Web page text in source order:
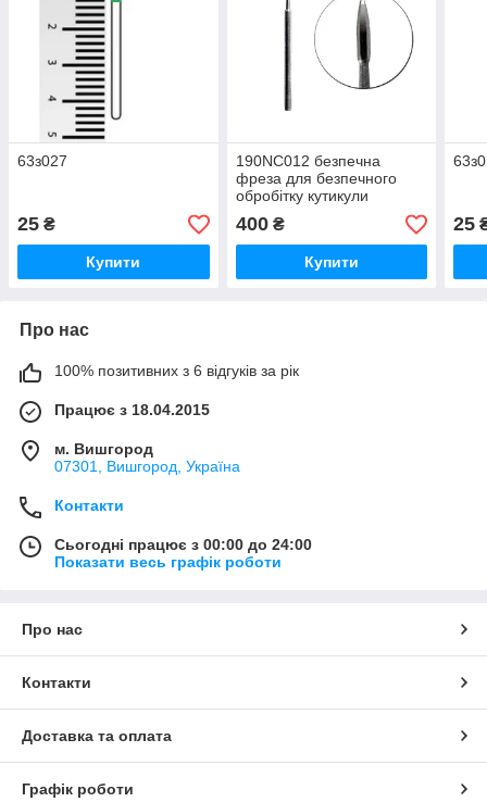
63з027
25 ₴
Купити
190NC012 безпечна
фреза для безпечного
обробітку кутикули
європейського виробника
400₴
Купити
25
Про нас
100% позитивних з 6 відгуків за рік
Працює з 18.04.2015
м. Вишгород
07301, Вишгород, Україна
Контакти
Сьогодні працює з 00:00 до 24:00
Показати весь графік роботи
Про нас
Контакти
Доставка та оплата
Графік роботи